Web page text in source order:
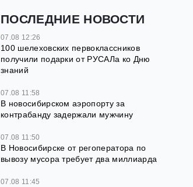
ПОСЛЕДНИЕ НОВОСТИ
07.08 12:26
100 шелеховских первоклассников
получили подарки от РУСАЛа ко Дню
знаний
07.08 11:58
В новосибирском аэропорту за
контрабанду задержали мужчину
07.08 11:50
В Новосибирске от регоператора по
вывозу мусора требует два миллиарда
07.08 11:45